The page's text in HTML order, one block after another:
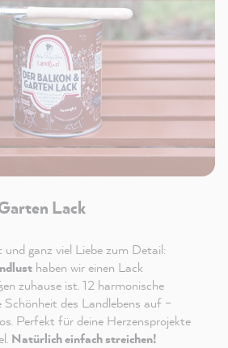
Lack
ganz viel Liebe zum Detail:
haben wir einen Lack
zuhause ist. 12 harmonische
Schönheit des Landlebens auf –
Perfekt für deine Herzensprojekte
Natürlich einfach streichen!